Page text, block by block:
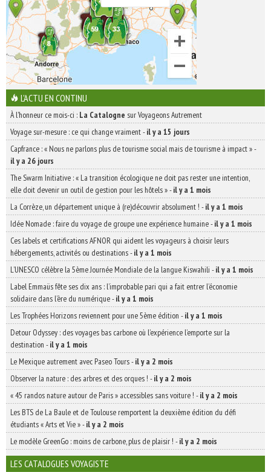
L'ACTU EN CONTINU
À l'honneur ce mois-ci : La Catalogne sur Voyageons Autrement
Voyage sur-mesure : ce qui change vraiment-il y a 15 jours
Capfrance : « Nous ne parlons plus de tourisme social mais de tourisme à impact »-
il y a 26 jours
The Swarm Initiative : « La transition écologique ne doit pas rester une intention,
elle doit devenir un outil de gestion pour les hôtels »-il y a 1 mois
La Corrèze, un département unique à (re)découvrir absolument ! -il y a 1 mois
Idée Nomade : faire du voyage de groupe une expérience humaine-il y a 1 mois
Ces labels et certifications AFNOR qui aident les voyageurs à choisir leurs
hébergements, activités ou destinations-il y a 1 mois
L’UNESCO célèbre la 5ème Journée Mondiale de la langue Kiswahili -il y a 1 mois
Label Emmaüs fête ses dix ans : l’improbable pari qui a fait entrer l’économie
solidaire dans l’ère du numérique-il y a 1 mois
Les Trophées Horizons reviennent pour une 5ème édition -il y a 1 mois
Detour Odyssey : des voyages bas carbone où l’expérience l’emporte sur la
destination -il y a 1 mois
Le Mexique autrement avec Paseo Tours-il y a 2 mois
Observer la nature : des arbres et des orques ! -il y a 2 mois
« 45 randos nature autour de Paris » accessibles sans voiture ! -il y a 2 mois
Les BTS de La Baule et de Toulouse remportent la deuxième édition du défi
étudiants « Arts et Vie »-il y a 2 mois
Le modèle GreenGo : moins de carbone, plus de plaisir ! -il y a 2 mois
LES CATALOGUES VOYAGISTE